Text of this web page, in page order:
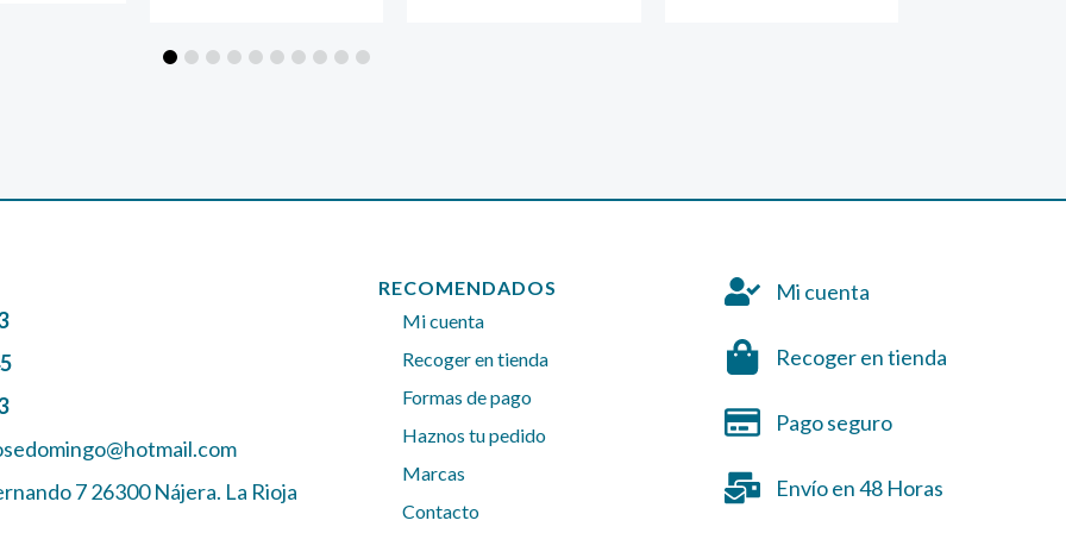
7 26300 Nájera. La Rioja
RECOMENDADOS
Mi cuenta
Recoger en tienda
Formas de pago
Haznos tu pedido
Marcas
Contacto
Mi cuenta
Recoger en tienda
Pago seguro
Envío en 48 Horas